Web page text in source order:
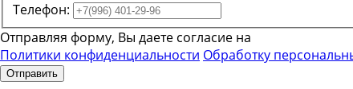
Телефон:
Отправляя форму, Вы даете согласие на
Политики конфиденциальности Обработку
Отправить